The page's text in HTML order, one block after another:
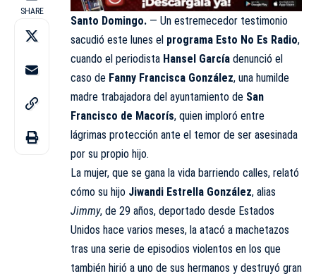
SHARE
Santo Domingo. — Un estremecedor testimonio
sacudió este lunes el programa Esto No Es Radio,
cuando el periodista Hansel García denunció el
caso de Fanny Francisca González, una humilde
madre trabajadora del ayuntamiento de San
Francisco de Macorís, quien imploró entre
lágrimas protección ante el temor de ser asesinada
por su propio hijo.
La mujer, que se gana la vida barriendo calles, relató
cómo su hijo Jiwandi Estrella González, alias
Jimmy, de 29 años, deportado desde Estados
Unidos hace varios meses, la atacó a machetazos
tras una serie de episodios violentos en los que
también hirió a uno de sus hermanos y destruyó gran